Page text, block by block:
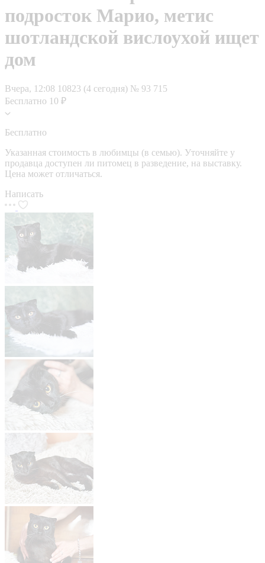
подросток Марио, метис
шотландской вислоухой ищет
дом
Вчера, 12:08 10823 (4 сегодня) № 93 715
Бесплатно 10 ₽
Бесплатно
Указанная стоимость в любимцы (в семью). Уточняйте у
продавца доступен ли питомец в разведение, на выставку.
Цена может отличаться.
Написать